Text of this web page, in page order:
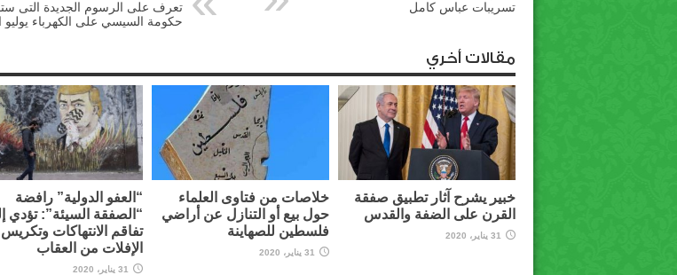
تسريبات عباس كامل
تعرف على الرسوم الجديدة التى
حكومة السيسي على الكهرباء يوليو
مقالات أخري
خبير يشرح آثار تطبيق صفقة
القرن على الضفة والقدس
31 يناير، 2020
خلاصات من فتاوى العلماء
حول بيع أو التنازل عن أراضي
فلسطين للصهاينة
31 يناير، 2020
“العفو الدولية” رافضة
“الصفقة السيئة”: تؤدي
تفاقم الانتهاكات وتكريس
الإفلات من العقاب
31 يناير، 2020